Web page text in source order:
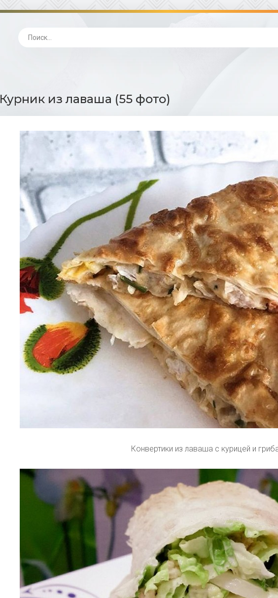
Курник из лаваша (55 фото)
Конвертики из лаваша с курицей и